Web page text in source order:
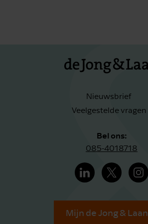
Nieuwsbrief
Veelgestelde vragen
Bel ons:
085-4018718
Mijn de Jong & Laan